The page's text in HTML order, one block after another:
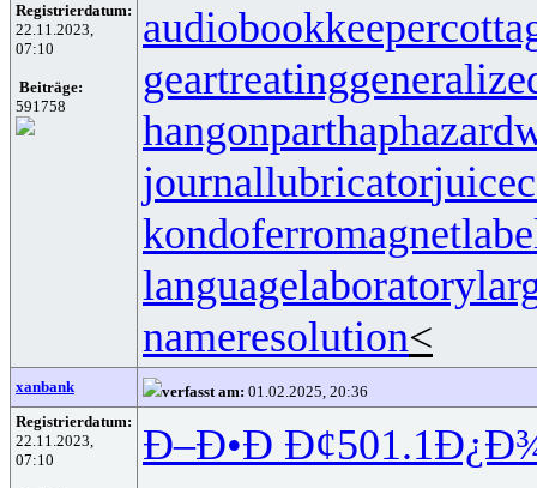
Registrierdatum:
22.11.2023,
07:10
Beiträge:
591758
audiobookkeeper
geartreating
hangonpart
journallubricator
kondoferromagnet
languagelaboratory
nameresolution<
xanbank verfasst am: 01.02.2025, 20:36
Registrierdatum:
22.11.2023,
07:10
Ð–Ð•Ð Ð¢501.1